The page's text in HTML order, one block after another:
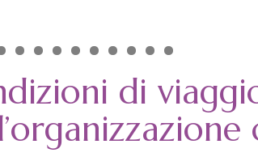
di